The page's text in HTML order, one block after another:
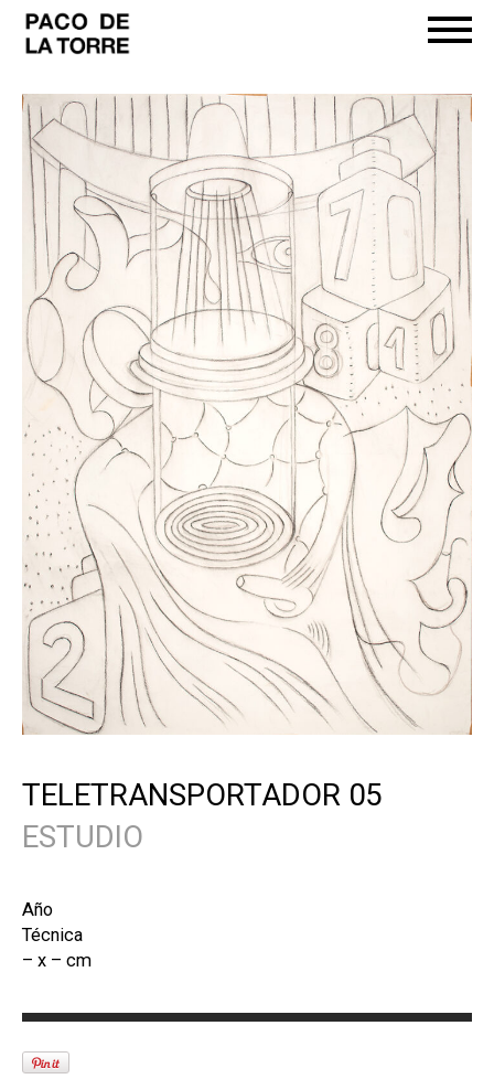
TELETRANSPORTADOR 05
ESTUDIO
Año
Técnica
– x – cm